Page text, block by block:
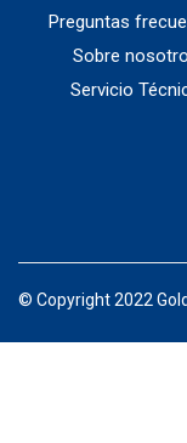
Preguntas
Sobre
Servicio
© Copyright 2022